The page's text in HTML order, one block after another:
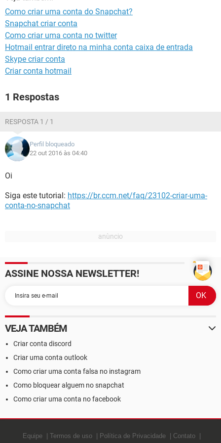
GUIA DE COMPRAS
Como criar uma conta do Snapchat?
Snapchat criar conta
Como criar uma conta no twitter
Hotmail entrar direto na minha conta caixa de entrada
Skype criar conta
Criar conta hotmail
1 Respostas
RESPOSTA 1 / 1
Perfil bloqueado
22 out 2016 às 04:40
Oi
Siga este tutorial: https://br.ccm.net/faq/23102-criar-uma-
conta-no-snapchat
ASSINE NOSSA NEWSLETTER!
VEJA TAMBÉM
Criar conta discord
Criar uma conta outlook
Como criar uma conta falsa no instagram
Como bloquear alguem no snapchat
Como criar uma conta no facebook
Equipe Termos de uso Política de Privacidade Contato